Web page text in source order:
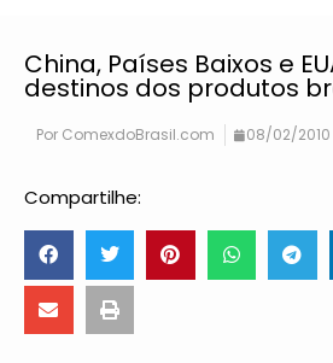
China, Países Baixos e
destinos dos produtos
Por ComexdoBrasil.com 08/02/2010
Compartilhe: